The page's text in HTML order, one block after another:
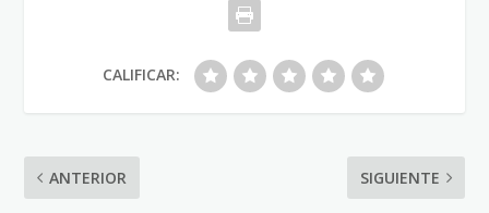
CALIFICAR:
ANTERIOR SIGUIENTE